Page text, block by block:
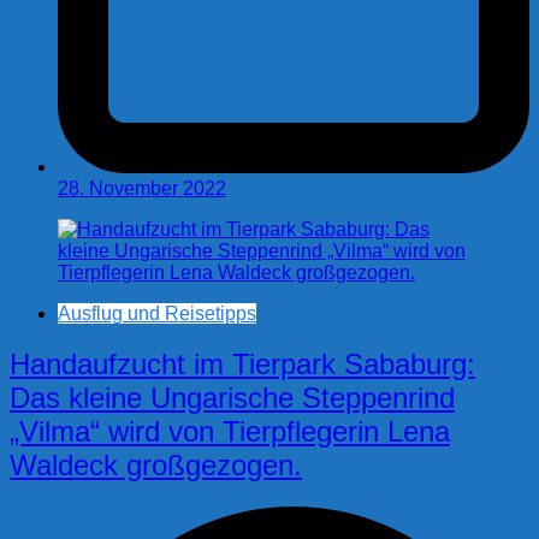
28. November 2022
Ausflug und Reisetipps
Handaufzucht im Tierpark Sababurg:
Das kleine Ungarische Steppenrind
„Vilma“ wird von Tierpflegerin Lena
Waldeck großgezogen.